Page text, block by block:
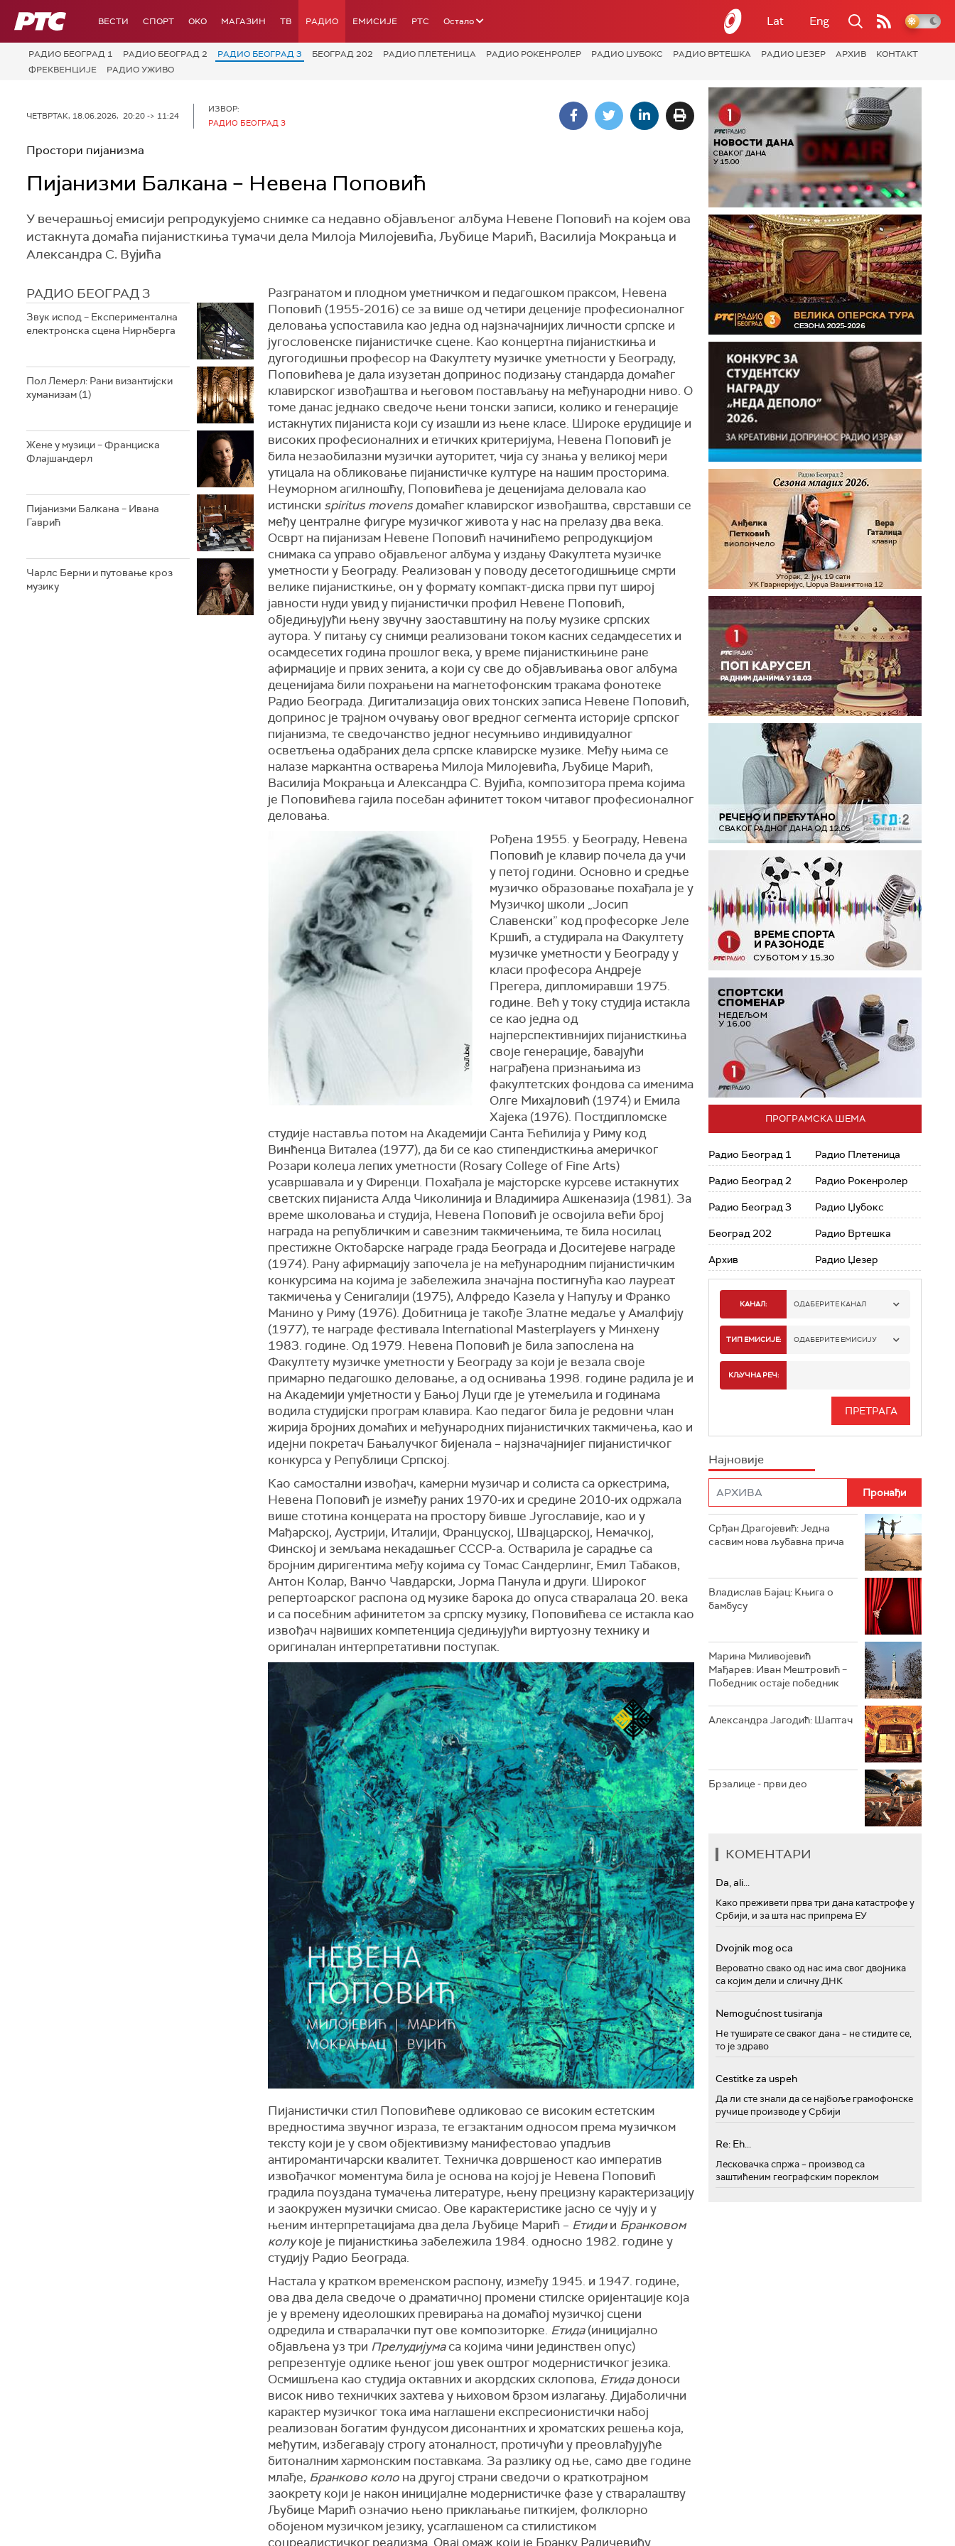
РТС ВЕСТИ СПОРТ OKO МАГАЗИН ТВ РАДИО ЕМИСИЈЕ РТС Остало Lat Eng
РАДИО БЕОГРАД 1 РАДИО БЕОГРАД 2 РАДИО БЕОГРАД 3 БЕОГРАД 202 РАДИО ПЛЕТЕНИЦА РАДИО РОКЕНРОЛЕР РАДИО ЏУБОКС РАДИО ВРТЕШКА РАДИО ЏЕЗЕР АРХИВ
КОНТАКТ
ФРЕКВЕНЦИЈЕ
РАДИО УЖИВО
ЧЕТВРТАК, 18.06.2026, 20:20 -> 11:24
ИЗВОР:
РАДИО БЕОГРАД 3
Простори пијанизма
Пијанизми Балкана – Невена Поповић
У вечерашњој емисији репродукујемо снимке са недавно објављеног албума Невене Поповић на којем ова
истакнута домаћа пијанисткиња тумачи дела Милоја Милојевића, Љубице Марић, Василија Мокрањца и
Александра С. Вујића
РАДИО БЕОГРАД 3
Звук испод – Експериментална
електронска сцена Нирнберга
Пол Лемерл: Рани византијски
хуманизам (1)
Жене у музици – Франциска
Флајшандерл
Пијанизми Балкана – Ивана
Гаврић
Чарлс Берни и путовање кроз
музику
Разгранатом и плодном уметничком и педагошком праксом, Невена
Поповић (1955‒2016) се за више од четири деценије професионалног
деловања успоставила као једна од најзначајнијих личности српске и
југословенске пијанистичке сцене. Као концертна пијанисткиња и
дугогодишњи професор на Факултету музичке уметности у Београду,
Поповићева је дала изузетан допринос подизању стандарда домаћег
клавирског извођаштва и његовом постављању на међународни ниво. О
томе данас једнако сведоче њени тонски записи, колико и генерације
истакнутих пијаниста који су изашли из њене класе. Широке ерудиције и
високих професионалних и етичких критеријума, Невена Поповић је
била незаобилазни музички ауторитет, чија су знања у великој мери
утицала на обликовање пијанистичке културе на нашим просторима.
Неуморном агилношћу, Поповићева је деценијама деловала као
истински spiritus movensдомаћег клавирског извођаштва, сврставши се
међу централне фигуре музичког живота у нас на прелазу два века.
Осврт на пијанизам Невене Поповић начинићемо репродукцијом
снимака са управо објављеног албума у издању Факултета музичке
уметности у Београду. Реализован у поводу десетогодишњице смрти
велике пијанисткиње, он у формату компакт-диска први пут широј
јавности нуди увид у пијанистички профил Невене Поповић,
обједињујући њену звучну заоставштину на пољу музике српских
аутора. У питању су снимци реализовани током касних седамдесетих и
осамдесетих година прошлог века, у време пијанисткињине ране
афирмације и првих зенита, а који су све до објављивања овог албума
деценијама били похрањени на магнетофонским тракама фонотеке
Радио Београда. Дигитализација ових тонских записа Невене Поповић,
допринос је трајном очувању овог вредног сегмента историје српског
пијанизма, те сведочанство једног несумњиво индивидуалног
осветљења одабраних дела српске клавирске музике. Међу њима се
налазе маркантна остварења Милоја Милојевића, Љубице Марић,
Василија Мокрањца и Александра С. Вујића, композитора према којима
је Поповићева гајила посебан афинитет током читавог професионалног
деловања.
Рођена 1955. у Београду, Невена
Поповић је клавир почела да учи
у петој години. Основно и средње
музичко образовање похађала је у
Музичкој школи „Јосип
Славенски” код професорке Јеле
Кршић, а студирала на Факултету
музичке уметности у Београду у
класи професора Андреје
Прегера, дипломиравши 1975.
године. Већ у току студија истакла
се као једна од
најперспективнијих пијанисткиња
своје генерације, бавајући
награђена признањима из
факултетских фондова са именима
Олге Михајловић (1974) и Емила
Хајека (1976). Постдипломске
студије наставља потом на Академији Санта Ћећилија у Риму код
Винћенца Виталеа (1977), да би се као стипендисткиња америчког
Розари колеџа лепих уметности (Rosary College of Fine Arts)
усавршавала и у Фиренци. Похађала је мајсторске курсеве истакнутих
светских пијаниста Алда Чиколинија и Владимира Ашкеназија (1981). За
време школовања и студија, Невена Поповић је освојила већи број
награда на републичким и савезним такмичењима, те била носилац
престижне Октобарске награде града Београда и Доситејеве награде
(1974). Рану афирмацију започела је на међународним пијанистичким
конкурсима на којима је забележила значајна постигнућа као лауреат
такмичења у Сенигалији (1975), Алфредо Казела у Напуљу и Франко
Манино у Риму (1976). Добитница је такође Златне медаље у Амалфију
(1977), те награде фестивала International Masterplayers у Минхену
1983. године. Од 1979. Невена Поповић је била запослена на
Факултету музичке уметности у Београду за који је везала своје
примарно педагошко деловање, а од оснивања 1998. године радила је и
на Академији умјетности у Бањој Луци где је утемељила и годинама
водила студијски програм клавира. Као педагог била је редовни члан
жирија бројних домаћих и међународних пијанистичких такмичења, као и
идејни покретач Бањалучког бијенала – најзначајнијег пијанистичког
конкурса у Републици Српској.
Као самостални извођач, камерни музичар и солиста са оркестрима,
Невена Поповић је између раних 1970-их и средине 2010-их одржала
више стотина концерата на простору бивше Југославије, као и у
Мађарској, Аустрији, Италији, Француској, Швајцарској, Немачкој,
Финској и земљама некадашњег СССР-а. Остварила је сарадње са
бројним диригентима међу којима су Томас Сандерлинг, Емил Табаков,
Антон Колар, Ванчо Чавдарски, Јорма Панула и други. Широког
репертоарског распона од музике барока до опуса стваралаца 20. века
и са посебним афинитетом за српску музику, Поповићева се истакла као
извођач највиших компетенција сједињујући виртуозну технику и
оригиналан интерпретативни поступак.
Пијанистички стил Поповићеве одликовао се високим естетским
вредностима звучног израза, те егзактаним односом према музичком
тексту који је у свом објективизму манифестовао упадљив
антиромантичарски квалитет. Техничка довршеност као императив
извођачког моментума била је основа на којој је Невена Поповић
градила поуздана тумачења литературе, њену прецизну карактеризацију
и заокружен музички смисао. Ове карактеристике јасно се чују и у
њеним интерпретацијама два дела Љубице Марић – Етидии Бранковом
колукоје је пијанисткиња забележила 1984. односно 1982. године у
студију Радио Београда.
Настала у кратком временском распону, између 1945. и 1947. године,
ова два дела сведоче о драматичној промени стилске оријентације која
је у времену идеолошких превирања на домаћој музичкој сцени
одредила и стваралачки пут ове композиторке. Етида(иницијално
објављена уз три Прелудијумаса којима чини јединствен опус)
репрезентује одлике њеног још увек оштрог модернистичког језика.
Осмишљена као студија октавних и акордских склопова, Етидадоноси
висок ниво техничких захтева у њиховом брзом излагању. Дијаболични
карактер музичког тока има наглашени експресионистички набој
реализован богатим фундусом дисонантних и хроматских решења која,
међутим, избегавају строгу атоналност, протичући у преовлађујуће
битоналним хармонским поставкама. За разлику од ње, само две године
млађе, Бранково коло на другој страни сведочи о краткотрајном
заокрету који је након иницијалне модернистичке фазе у стваралаштву
Љубице Марић означио њено приклањање питкијем, фолклорно
обојеном музичком језику, усаглашеном са стилистиком
соцреалистичког реализма. Овај омаж који је Бранку Радичевићу
ПРОГРАМСКА ШЕМА
Радио Београд 1
Радио Београд 2
Радио Београд 3
Београд 202
Архив
Радио Плетеница
Радио Рокенролер
Радио Џубокс
Радио Вртешка
Радио Џезер
КАНАЛ: ОДАБЕРИТЕ КАНАЛ
РАДИО БЕОГРАД 1
РАДИО БЕОГРАД 3
РАДИО РОКЕНРОЛЕР
РАДИО ЏУБОКС
РАДИО ВРТЕШКА
РАДИО ЏЕЗЕР
ТИП ЕМИСИЈЕ: ОДАБЕРИТЕ ЕМИСИЈУ
ИНФО
КЉУЧНА РЕЧ:
Најновије
Срђан Драгојевић: Једна
сасвим нова љубавна прича
Владислав Бајац: Књига о
бамбусу
Марина Миливојевић
Мађарев: Иван Мештровић –
Победник остаје победник
Александра Јагодић: Шаптач
Брзалице - први део
КОМЕНТАРИ
Da, ali...
Како преживети прва три дана катастрофе у
Србији, и за шта нас припрема ЕУ
Dvojnik mog oca
Вероватно свако од нас има свог двојника
са којим дели и сличну ДНК
Nemogućnost tusiranja
Не туширате се сваког дана – не стидите се,
то је здраво
Cestitke za uspeh
Да ли сте знали да се најбоље грамофонске
ручице производе у Србији
Re: Eh...
Лесковачка спржа – производ са
заштићеним географским пореклом